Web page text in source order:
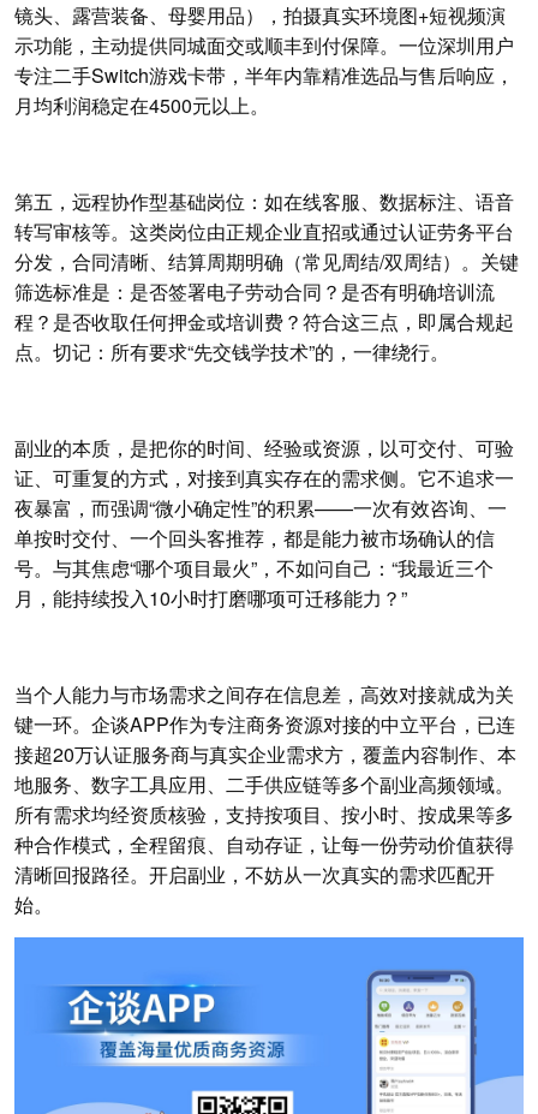
镜头、露营装备、母婴用品），拍摄真实环境图+短视频演
示功能，主动提供同城面交或顺丰到付保障。一位深圳用户
专注二手Switch游戏卡带，半年内靠精准选品与售后响应，
月均利润稳定在4500元以上。
第五，远程协作型基础岗位：如在线客服、数据标注、语音
转写审核等。这类岗位由正规企业直招或通过认证劳务平台
分发，合同清晰、结算周期明确（常见周结/双周结）。关键
筛选标准是：是否签署电子劳动合同？是否有明确培训流
程？是否收取任何押金或培训费？符合这三点，即属合规起
点。切记：所有要求“先交钱学技术”的，一律绕行。
副业的本质，是把你的时间、经验或资源，以可交付、可验
证、可重复的方式，对接到真实存在的需求侧。它不追求一
夜暴富，而强调“微小确定性”的积累——一次有效咨询、一
单按时交付、一个回头客推荐，都是能力被市场确认的信
号。与其焦虑“哪个项目最火”，不如问自己：“我最近三个
月，能持续投入10小时打磨哪项可迁移能力？”
当个人能力与市场需求之间存在信息差，高效对接就成为关
键一环。企谈APP作为专注商务资源对接的中立平台，已连
接超20万认证服务商与真实企业需求方，覆盖内容制作、本
地服务、数字工具应用、二手供应链等多个副业高频领域。
所有需求均经资质核验，支持按项目、按小时、按成果等多
种合作模式，全程留痕、自动存证，让每一份劳动价值获得
清晰回报路径。开启副业，不妨从一次真实的需求匹配开
始。